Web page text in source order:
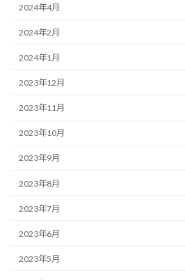
2024年4月
2024年2月
2024年1月
2023年12月
2023年11月
2023年10月
2023年9月
2023年8月
2023年7月
2023年6月
2023年5月